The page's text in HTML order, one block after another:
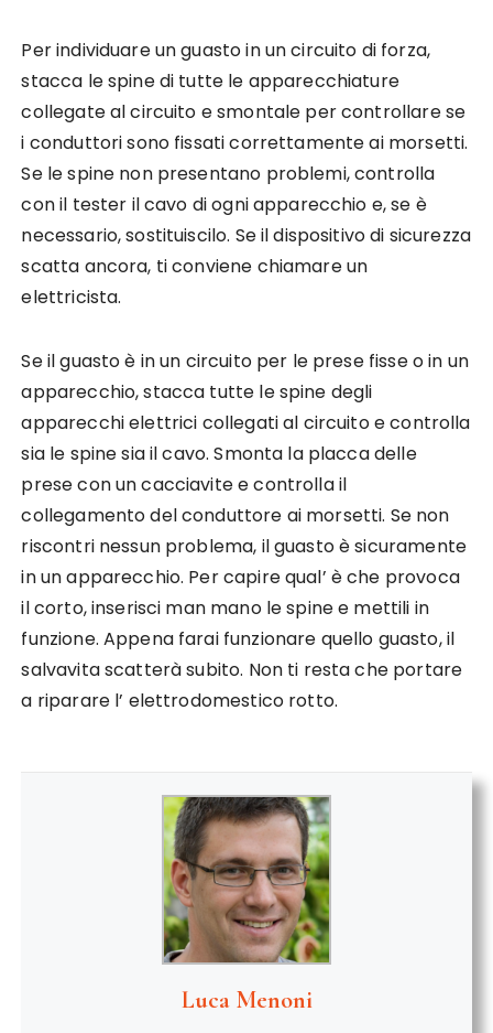
Per individuare un guasto in un circuito di forza,
stacca le spine di tutte le apparecchiature
collegate al circuito e smontale per controllare se
i conduttori sono fissati correttamente ai morsetti.
Se le spine non presentano problemi, controlla
con il tester il cavo di ogni apparecchio e, se è
necessario, sostituiscilo. Se il dispositivo di sicurezza
scatta ancora, ti conviene chiamare un
elettricista.
Se il guasto è in un circuito per le prese fisse o in un
apparecchio, stacca tutte le spine degli
apparecchi elettrici collegati al circuito e controlla
sia le spine sia il cavo. Smonta la placca delle
prese con un cacciavite e controlla il
collegamento del conduttore ai morsetti. Se non
riscontri nessun problema, il guasto è sicuramente
in un apparecchio. Per capire qual’ è che provoca
il corto, inserisci man mano le spine e mettili in
funzione. Appena farai funzionare quello guasto, il
salvavita scatterà subito. Non ti resta che portare
a riparare l’ elettrodomestico rotto.
Luca Menoni